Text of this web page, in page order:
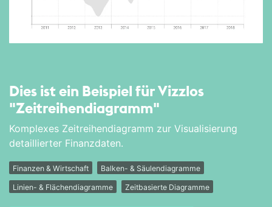
Dies ist ein Beispiel für Vizzlos
"Zeitreihen­diagramm"
Komplexes Zeitreihendiagramm zur Visualisierung
detaillierter Finanzdaten.
Finanzen & Wirtschaft Balken- & Säulendiagramme
Linien- & Flächendiagramme Zeitbasierte Diagramme